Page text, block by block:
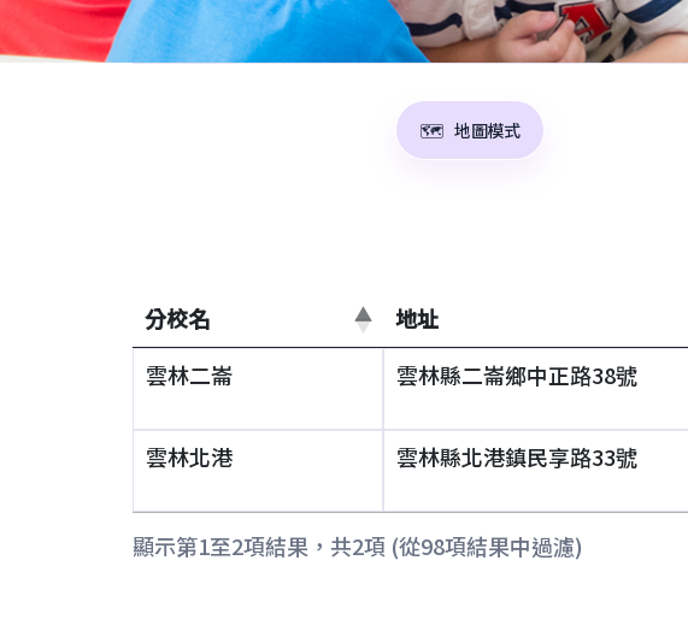
🗺️ 地圖模式
分校名 地址
雲林二崙
雲林縣二崙鄉中正路38號
雲林北港 雲林縣北港鎮民享路33號
顯示第1至2項結果，共2項 (從98項結果中過濾)